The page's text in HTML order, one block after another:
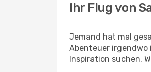
Ihr Flug von
Jemand hat mal
Abenteuer irgendwo
Inspiration suchen.